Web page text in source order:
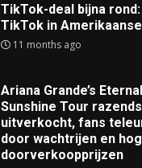
TikTok-deal bijna
TikTok in
11 months ago
Ariana Grande’s Eternal
Sunshine Tour
uitverkocht, fans
door wachtrijen en
doorverkoopprijzen